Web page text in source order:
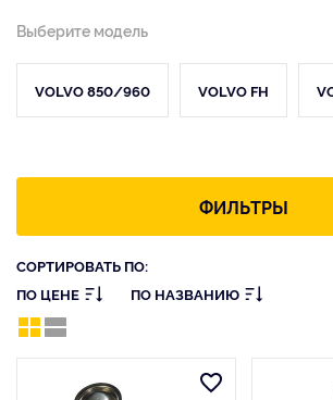
Выберите модель
VOLVO 850/960 VOLVO FH
ФИЛЬТРЫ
СОРТИРОВАТЬ ПО:
ПО ЦЕНЕ
ПО НАЗВАНИЮ